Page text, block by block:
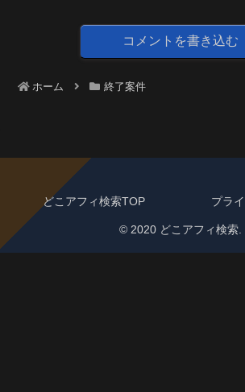
コメントを書き込む
ホーム 終了案件
どこアフィ検索TOP プラ
© 2020 どこアフィ検索.